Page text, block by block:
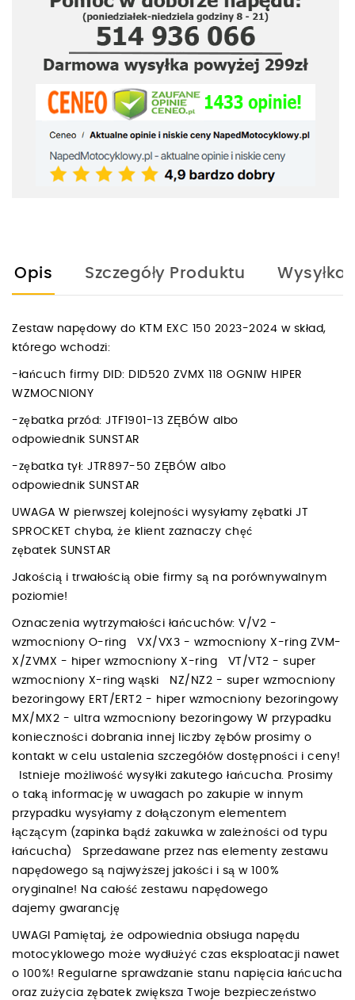
Opis Szczegóły Produktu Wysyłka
Zestaw napędowy do KTM EXC 150 2023-2024 w skład,
którego wchodzi:
-łańcuch firmy DID: DID520 ZVMX 118 OGNIW HIPER
WZMOCNIONY
-zębatka przód: JTF1901-13 ZĘBÓW albo
odpowiednik SUNSTAR
-zębatka tył: JTR897-50 ZĘBÓW albo
odpowiednik SUNSTAR
UWAGA W pierwszej kolejności wysyłamy zębatki JT
SPROCKET chyba, że klient zaznaczy chęć
zębatek SUNSTAR
Jakością i trwałością obie firmy są na porównywalnym
poziomie!
Oznaczenia wytrzymałości łańcuchów: V/V2 -
wzmocniony O-ring VX/VX3 - wzmocniony X-ring ZVM-
X/ZVMX - hiper wzmocniony X-ring VT/VT2 - super
wzmocniony X-ring wąski NZ/NZ2 - super wzmocniony
bezoringowy ERT/ERT2 - hiper wzmocniony bezoringowy
MX/MX2 - ultra wzmocniony bezoringowy W przypadku
konieczności dobrania innej liczby zębów prosimy o
kontakt w celu ustalenia szczegółów dostępności i ceny!
Istnieje możliwość wysyłki zakutego łańcucha. Prosimy
o taką informację w uwagach po zakupie w innym
przypadku wysyłamy z dołączonym elementem
łączącym (zapinka bądź zakuwka w zależności od typu
łańcucha) Sprzedawane przez nas elementy zestawu
napędowego są najwyższej jakości i są w 100%
oryginalne! Na całość zestawu napędowego
dajemy gwarancję
UWAGI Pamiętaj, że odpowiednia obsługa napędu
motocyklowego może wydłużyć czas eksploatacji nawet
o 100%! Regularne sprawdzanie stanu napięcia łańcucha
oraz zużycia zębatek zwiększa Twoje bezpieczeństwo